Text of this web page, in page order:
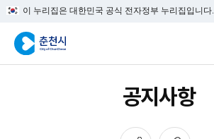
이 누리집은 대한민국 공식 전자정부 누리집입니다.
공지사항